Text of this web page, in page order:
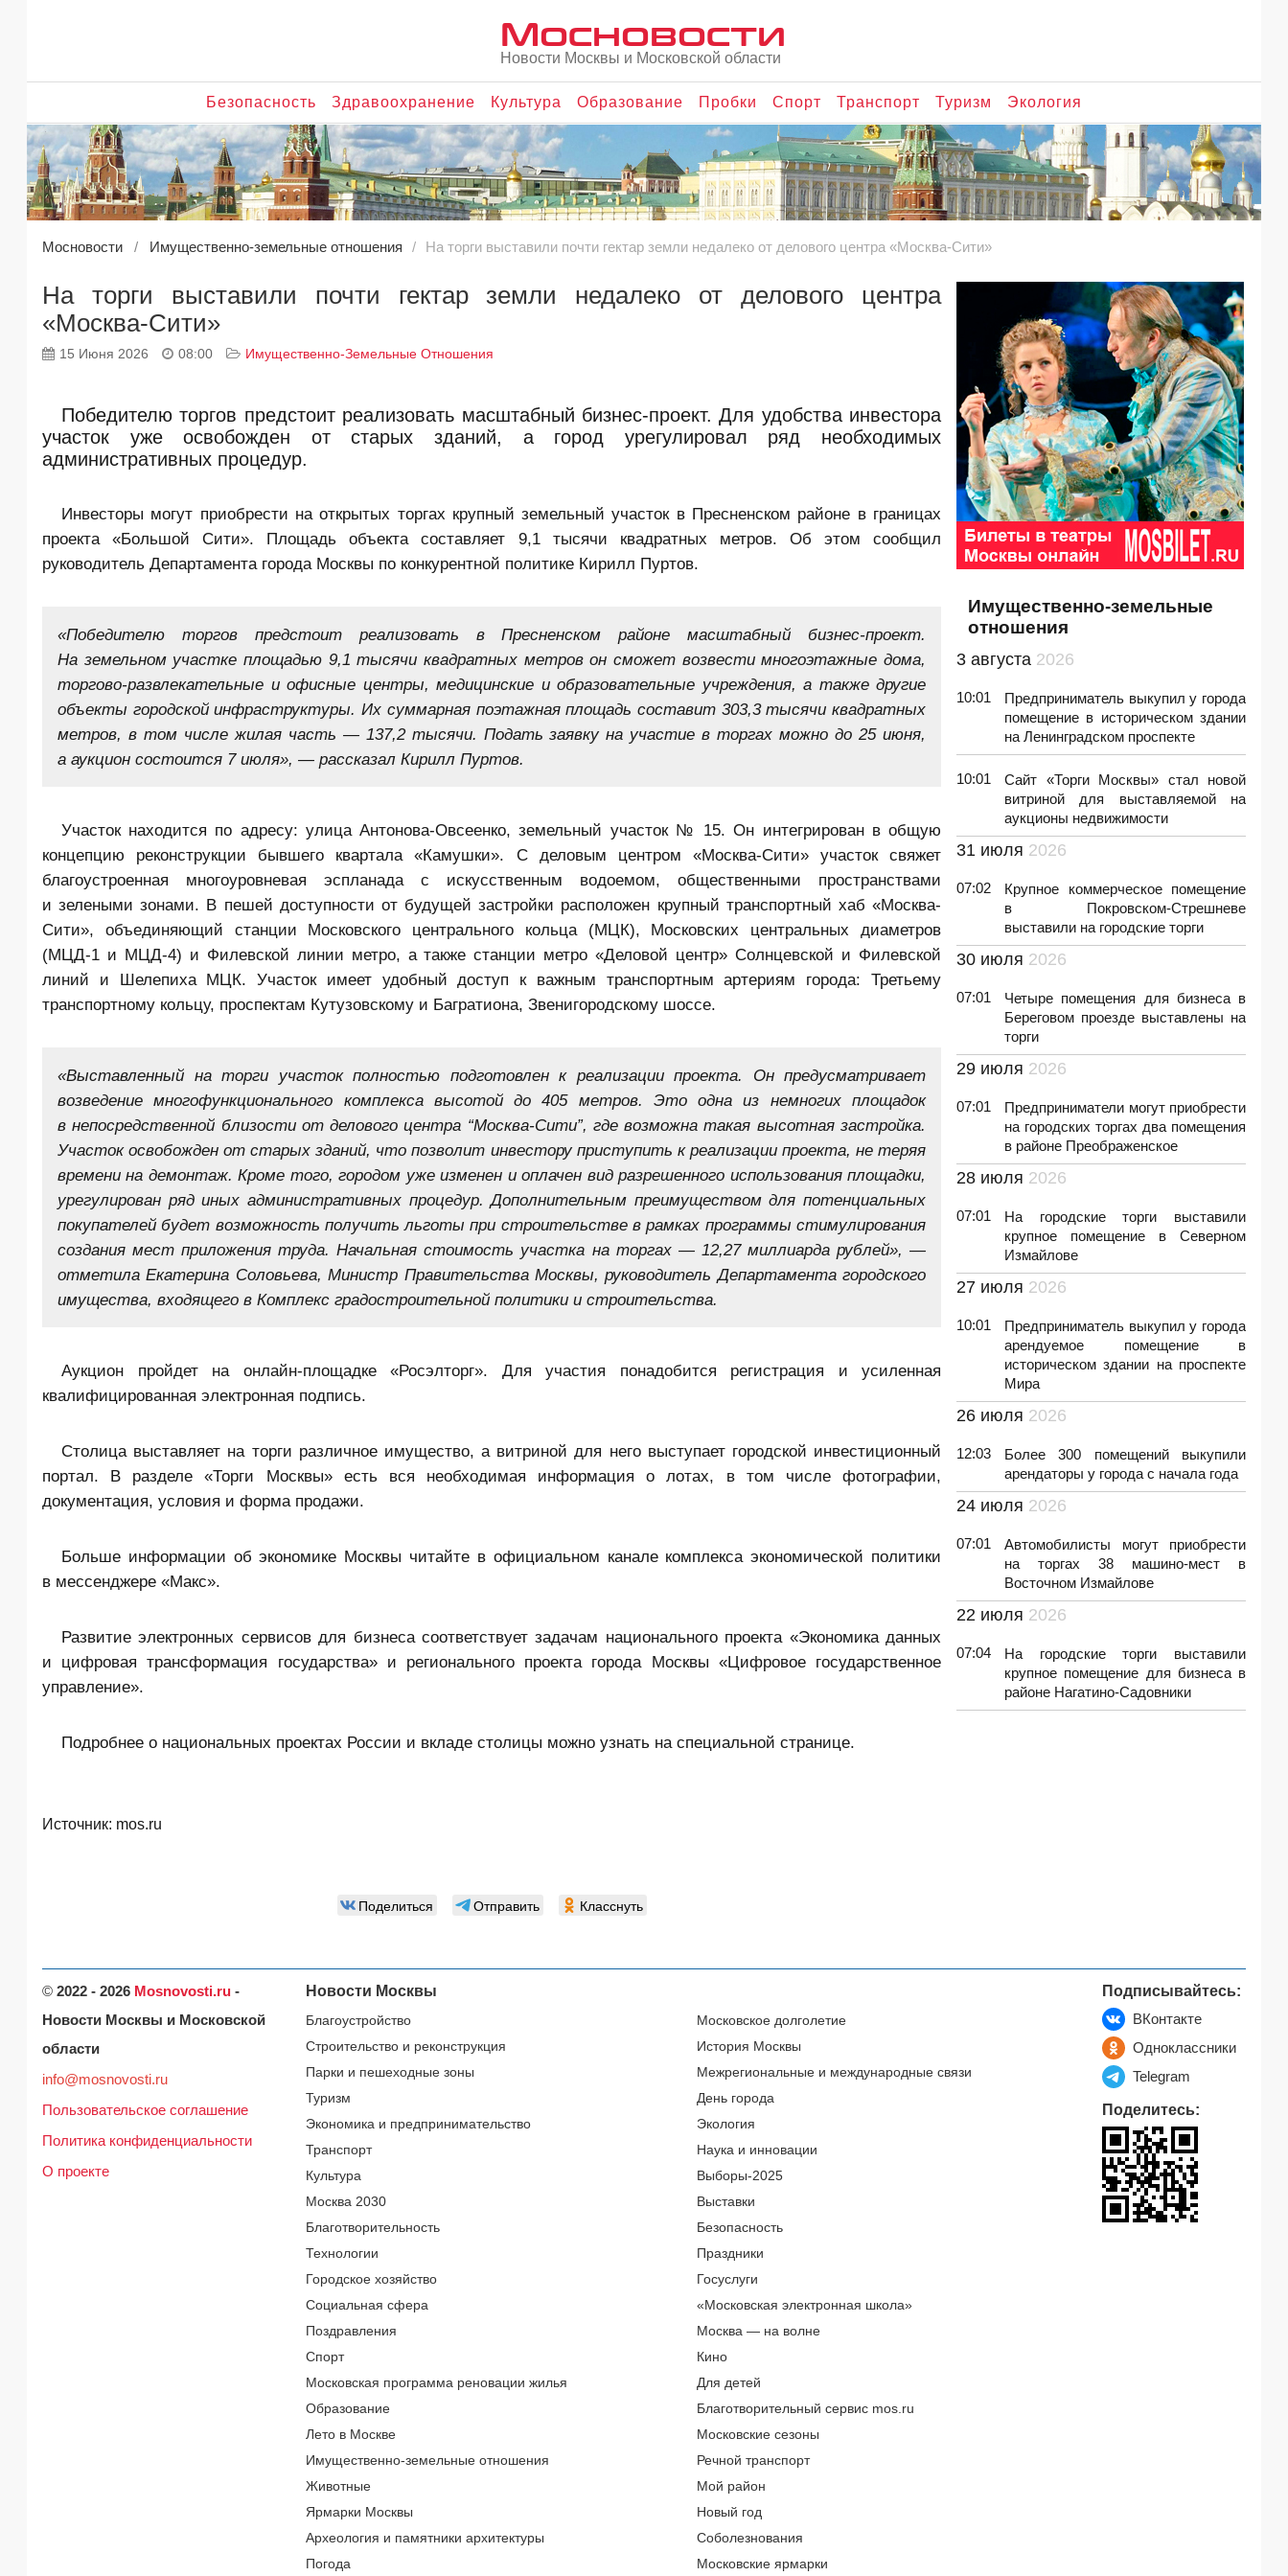
Мосновости
Новости Москвы и Московской области
Безопасность Здравоохранение Культура Образование Пробки Спорт Транспорт Туризм Экология
Мосновости Имущественно-земельные отношения На торги выставили почти гектар земли недалеко от делового центра «Москва-Сити»
На торги выставили почти гектар земли недалеко от делового центра
«Москва-Сити»
15 Июня 2026 08:00 Имущественно-Земельные Отношения
Победителю торгов предстоит реализовать масштабный бизнес-проект. Для удобства инвестора
участок уже освобожден от старых зданий, а город урегулировал ряд необходимых
административных процедур.
Инвесторы могут приобрести на открытых торгах крупный земельный участок в Пресненском районе в границах
проекта «Большой Сити». Площадь объекта составляет 9,1 тысячи квадратных метров. Об этом сообщил
руководитель Департамента города Москвы по конкурентной политике Кирилл Пуртов.
«Победителю торгов предстоит реализовать в Пресненском районе масштабный бизнес-проект.
На земельном участке площадью 9,1 тысячи квадратных метров он сможет возвести многоэтажные дома,
торгово-развлекательные и офисные центры, медицинские и образовательные учреждения, а также другие
объекты городской инфраструктуры. Их суммарная поэтажная площадь составит 303,3 тысячи квадратных
метров, в том числе жилая часть — 137,2 тысячи. Подать заявку на участие в торгах можно до 25 июня,
а аукцион состоится 7 июля», — рассказал Кирилл Пуртов.
Участок находится по адресу: улица Антонова-Овсеенко, земельный участок № 15. Он интегрирован в общую
концепцию реконструкции бывшего квартала «Камушки». С деловым центром «Москва-Сити» участок свяжет
благоустроенная многоуровневая эспланада с искусственным водоемом, общественными пространствами
и зелеными зонами. В пешей доступности от будущей застройки расположен крупный транспортный хаб «Москва-
Сити», объединяющий станции Московского центрального кольца(МЦК), Московских центральных диаметров
(МЦД-1 и МЦД-4) и Филевской линии метро, а также станции метро «Деловой центр» Солнцевской и Филевской
линий и Шелепиха МЦК. Участок имеет удобный доступ к важным транспортным артериям города: Третьему
транспортному кольцу, проспектам Кутузовскому и Багратиона, Звенигородскому шоссе.
«Выставленный на торги участок полностью подготовлен к реализации проекта. Он предусматривает
возведение многофункционального комплекса высотой до 405 метров. Это одна из немногих площадок
в непосредственной близости от делового центра “Москва-Сити”, где возможна такая высотная застройка.
Участок освобожден от старых зданий, что позволит инвестору приступить к реализации проекта, не теряя
времени на демонтаж. Кроме того, городом уже изменен и оплачен вид разрешенного использования площадки,
урегулирован ряд иных административных процедур. Дополнительным преимуществом для потенциальных
покупателей будет возможность получить льготы при строительстве в рамках программы стимулирования
создания мест приложения труда. Начальная стоимость участка на торгах — 12,27 миллиарда рублей», —
отметила Екатерина Соловьева, Министр Правительства Москвы, руководитель Департамента городского
имущества, входящего в Комплекс градостроительной политики и строительства.
Аукцион пройдет на онлайн-площадке «Росэлторг». Для участия понадобится регистрация и усиленная
квалифицированная электронная подпись.
Столица выставляет на торги различное имущество, а витриной для него выступает городской инвестиционный
портал. В разделе «Торги Москвы» есть вся необходимая информация о лотах, в том числе фотографии,
документация, условия и форма продажи.
Больше информации об экономике Москвы читайте в официальном канале комплекса экономической политики
в мессенджере «Макс».
Развитие электронных сервисов для бизнеса соответствует задачам национального проекта «Экономика данных
и цифровая трансформация государства» и регионального проекта города Москвы «Цифровое государственное
управление».
Подробнее о национальных проектах России и вкладе столицы можно узнать на специальной странице.
Источник: mos.ru
Поделиться Отправить Класснуть
Имущественно-земельные
отношения
3 августа 2026
10:01
Предприниматель выкупил у города
помещение в историческом здании
на Ленинградском проспекте
10:01
Сайт «Торги Москвы» стал новой
витриной для выставляемой на
аукционы недвижимости
31 июля 2026
07:02
Крупное коммерческое помещение
в Покровском-Стрешневе
выставили на городские торги
30 июля 2026
07:01
Четыре помещения для бизнеса в
Береговом проезде выставлены на
торги
29 июля 2026
07:01
Предприниматели могут приобрести
на городских торгах два помещения
в районе Преображенское
28 июля 2026
07:01
На городские торги выставили
крупное помещение в Северном
Измайлове
27 июля 2026
10:01
Предприниматель выкупил у города
арендуемое помещение в
историческом здании на проспекте
Мира
26 июля 2026
12:03
Более 300 помещений выкупили
арендаторы у города c начала года
24 июля 2026
07:01
Автомобилисты могут приобрести
на торгах 38 машино-мест в
Восточном Измайлове
22 июля 2026
07:04
На городские торги выставили
крупное помещение для бизнеса в
районе Нагатино-Садовники
© 2022 - 2026 Mosnovosti.ru -
Новости Москвы и Московской
области
info@mosnovosti.ru
Пользовательское соглашение
Политика конфиденциальности
О проекте
Новости Москвы
Благоустройство
Строительство и реконструкция
Парки и пешеходные зоны
Туризм
Экономика и предпринимательство
Транспорт
Культура
Москва 2030
Благотворительность
Технологии
Городское хозяйство
Социальная сфера
Поздравления
Спорт
Московская программа реновации жилья
Образование
Лето в Москве
Имущественно-земельные отношения
Животные
Ярмарки Москвы
Археология и памятники архитектуры
Погода
Московское долголетие
История Москвы
Межрегиональные и международные связи
День города
Экология
Наука и инновации
Выборы-2025
Выставки
Безопасность
Праздники
Госуслуги
«Московская электронная школа»
Москва — на волне
Кино
Для детей
Благотворительный сервис mos.ru
Московские сезоны
Речной транспорт
Мой район
Новый год
Соболезнования
Московские ярмарки
Подписывайтесь:
ВКонтакте
Одноклассники
Telegram
Поделитесь: